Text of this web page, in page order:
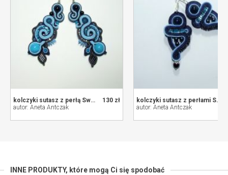
130 zł
kolczyki sutasz z perłą Swarovski
autor: Aneta Antczak
kolczyki sutasz z perłami Swarovski
autor: Aneta Antczak
INNE PRODUKTY, które mogą Ci się spodobać